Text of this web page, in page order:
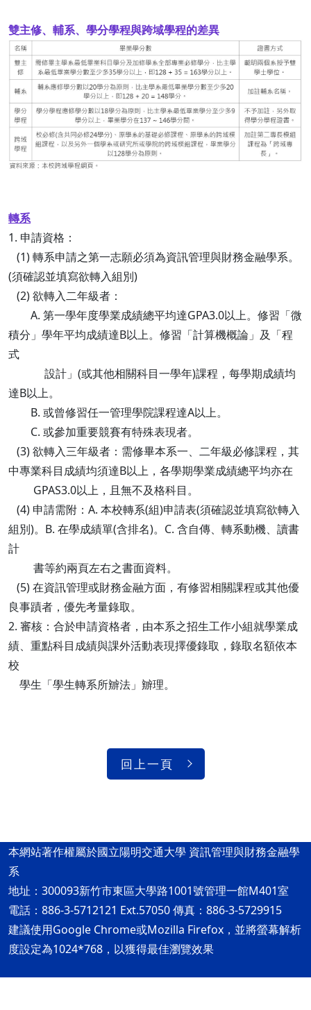
雙主修、輔系、學分學程與跨域學程的差異
​​​轉系
1. 申請資格：
(1) 轉系申請之第一志願必須為資訊管理與財務金融學系。
(須確認並填寫欲轉入組別)
(2) 欲轉入二年級者：
A. 第一學年度學業成績總平均達GPA3.0以上。修習「微
積分」學年平均成績達B以上。修習「計算機概論」及「程
式
設計」(或其他相關科目一學年)課程，每學期成績均
達B以上。
B. 或曾修習任一管理學院課程達A以上。
C. 或參加重要競賽有特殊表現者。
(3) 欲轉入三年級者：需修畢本系一、二年級必修課程，其
中專業科目成績均須達B以上，各學期學業成績總平均亦在
GPAS3.0以上，且無不及格科目。
(4) 申請需附：A. 本校轉系(組)申請表(須確認並填寫欲轉入
組別)。B. 在學成績單(含排名)。C. 含自傳、轉系動機、讀書
計
書等約兩頁左右之書面資料。
(5) 在資訊管理或財務金融方面，有修習相關課程或其他優
良事蹟者，優先考量錄取。
2. 審核：合於申請資格者，由本系之招生工作小組就學業成
績、重點科目成績與課外活動表現擇優錄取，錄取名額依本
校
學生「學生轉系所辧法」辧理。
回上一頁
本網站著作權屬於國立陽明交通大學 資訊管理與財務金融學
系
地址：300093新竹市東區大學路1001號管理一館M401室
電話：886-3-5712121 Ext.57050 傳真：886-3-5729915
建議使用Google Chrome或Mozilla Firefox，並將螢幕解析
度設定為1024*768，以獲得最佳瀏覽效果